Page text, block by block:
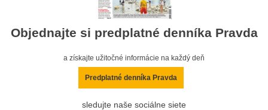
Objednajte si predplatné denníka Pravda
a získajte užitočné informácie na každý deň
Predplatné denníka Pravda
sledujte naše sociálne siete